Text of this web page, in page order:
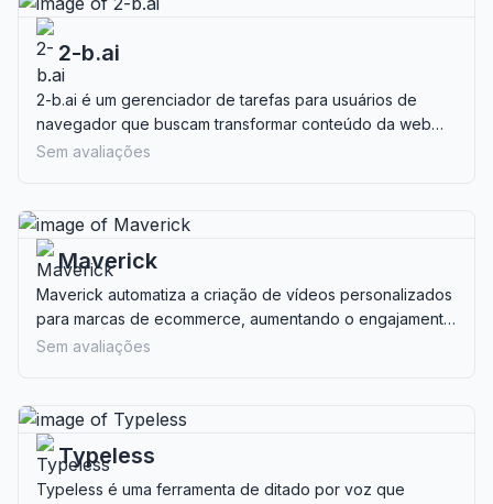
2-b.ai
2-b.ai é um gerenciador de tarefas para usuários de
navegador que buscam transformar conteúdo da web
em tarefas estruturadas com assistência de IA, ideal para
Sem avaliações
Maverick
Maverick automatiza a criação de vídeos personalizados
para marcas de ecommerce, aumentando o engajamento
do cliente e o marketing por e-mail. Ideal para empresas
Sem avaliações
Typeless
Typeless é uma ferramenta de ditado por voz que